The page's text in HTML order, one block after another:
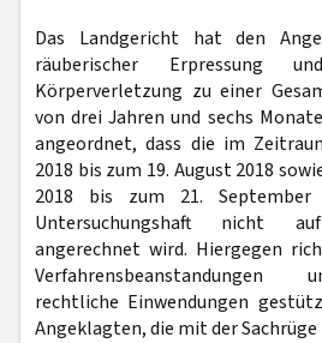
Das Landgericht hat den
räuberischer Erpressung
Körperverletzung zu einer
von drei Jahren und sechs
angeordnet, dass die im
2018 bis zum 19. August 2018
2018 bis zum 21.
Untersuchungshaft nicht
angerechnet wird. Hiergegen
Verfahrensbeanstandungen
rechtliche Einwendungen
Angeklagten, die mit der